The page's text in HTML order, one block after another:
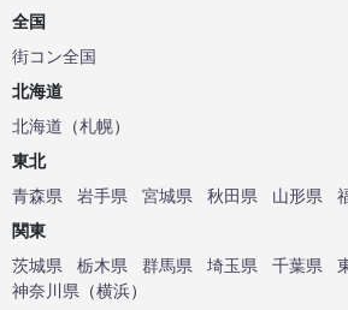
全国
街コン全国
北海道
北海道 （札幌）
東北
青森県
岩手県 宮城県 秋田県 山形県
関東
茨城県
栃木県 群馬県 埼玉県 千葉県
神奈川県 （横浜）